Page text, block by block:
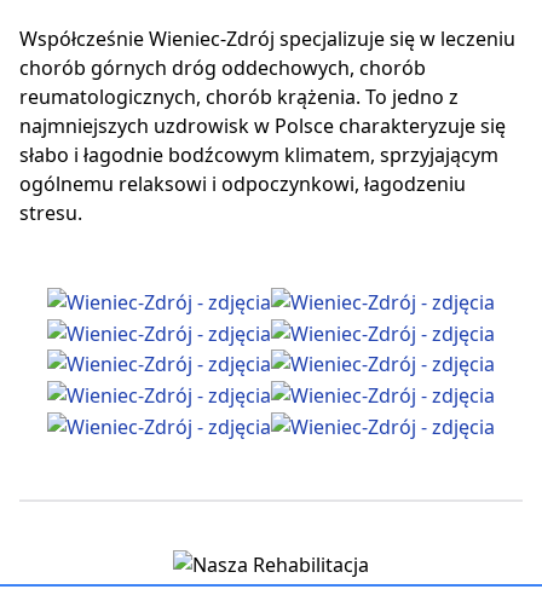
Współcześnie Wieniec-Zdrój specjalizuje się w leczeniu
chorób górnych dróg oddechowych, chorób
reumatologicznych, chorób krążenia. To jedno z
najmniejszych uzdrowisk w Polsce charakteryzuje się
słabo i łagodnie bodźcowym klimatem, sprzyjającym
ogólnemu relaksowi i odpoczynkowi, łagodzeniu
stresu.